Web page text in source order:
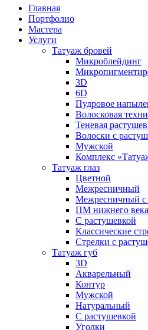
Главная
Портфолио
Мастера
Услуги
Татуаж бровей
Микроблейдинг
3D
6D
Пудровое
Волосковая
Теневая
Волоски с
Мужской
Комплекс
Татуаж глаз
Цветной
Межресничный
Межресничный с
ПМ нижнего века
С растушевкой
Классические
Стрелки с
Татуаж губ
3D
Акварельный
Контур
Мужской
Натуральный
С растушевкой
Уголки